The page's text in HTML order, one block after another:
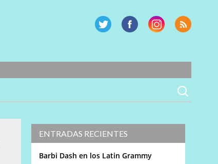
ENTRADAS RECIENTES
Barbi Dash en los Latin Grammy